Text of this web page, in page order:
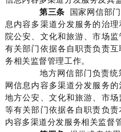
第三条 国家网信部
息内容多渠道分发服务的治理
院公安、 文化和旅游、市场监
有关部门依据各自职责负责互
务相关监督管理工作。
地方网信部门负责统
网信息内容多渠道分发服务
地方公安、 文化和旅游、市
等有关部门依据各自职责负责
内容多渠道分发服务相关监督